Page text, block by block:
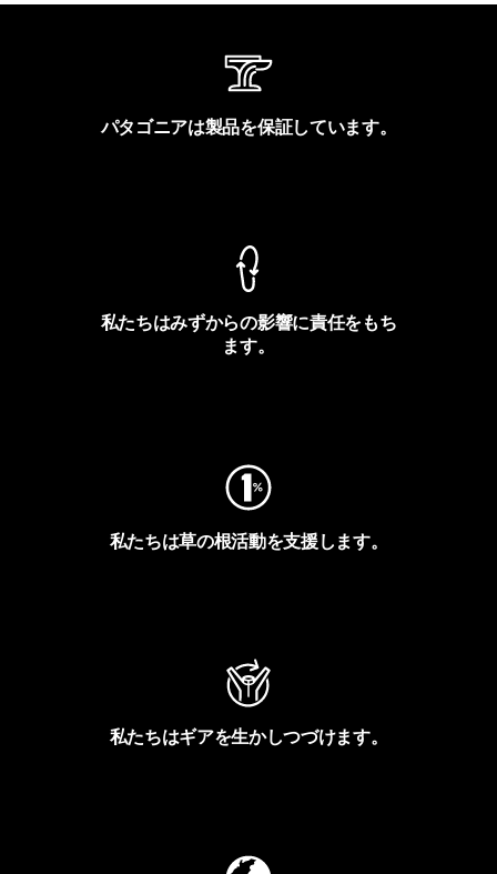
パタゴニアは製品を保証しています。
私たちはみずからの影響に責任をもち
ます。
私たちは草の根活動を支援します。
私たちはギアを生かしつづけます。